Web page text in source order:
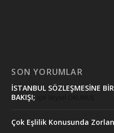
SON YORUMLAR
İSTANBUL SÖZLEŞMESİNE
BAKIŞI;
Çok Eşlilik Konusunda